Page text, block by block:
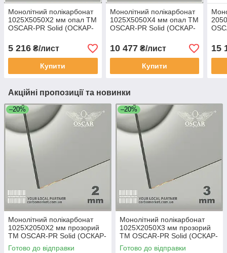
Монолітний полікарбонат
1025Х5050Х2 мм опал TM
OSCAR-PR Solid (ОСКАР-
5 216 ₴/лист
Купити
Монолітний полікарбонат
1025Х5050Х4 мм опал TM
OSCAR-PR Solid (ОСКАР-
10 477₴/лист
Купити
15
Акційні пропозиції та новинки
–20%
Монолітний полікарбонат
1025Х2050Х2 мм прозорий
TM OSCAR-PR Solid (ОСКАР-
Преміум) Сербія
Готово до відправки
–20%
Монолітний полікарбонат
1025Х2050Х3 мм прозорий
TM OSCAR-PR Solid (ОСКАР-
Преміум) Сербія
Готово до відправки